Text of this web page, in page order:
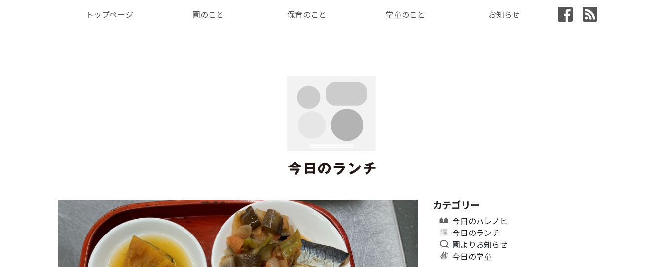
トップページ 園のこと 保育のこと 学童のこと お知らせ
カテゴリー
今日のハレノヒ
今日のランチ
園よりお知らせ
今日の学童